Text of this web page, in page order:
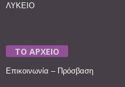
ΛΥΚΕΙΟ
ΤΟ ΑΡΧΕΙΟ
Επικοινωνία – Πρόσβαση